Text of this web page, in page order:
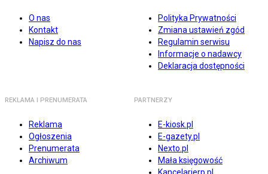
O nas
Kontakt
Napisz do nas
Polityka Prywatności
Zmiana ustawień zgód
Regulamin serwisu
Informacje o nadawcy
Deklaracja dostępności
REKLAMA I PRENUMERATA
Reklama
Ogłoszenia
Prenumerata
Archiwum
PARTNERZY
E-kiosk.pl
E-gazety.pl
Nexto.pl
Mała księgowość